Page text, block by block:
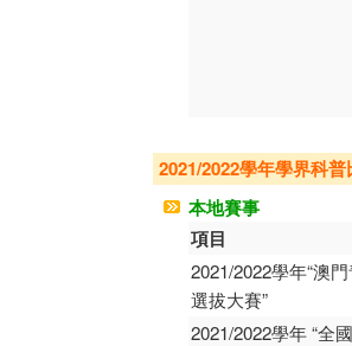
2021/2022學年學界科
本地賽事
項目
2021/2022學年“澳
選拔大賽”
2021/2022學年 “全